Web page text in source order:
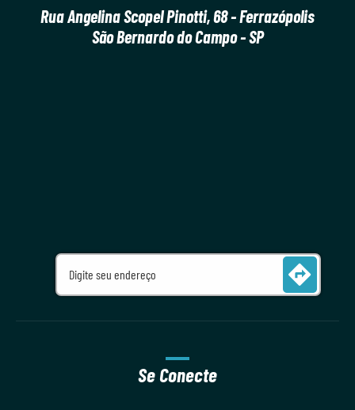
Se Conecte
Rua Angelina Scopel Pinotti, 68 - Ferrazópolis
São Bernardo do Campo - SP